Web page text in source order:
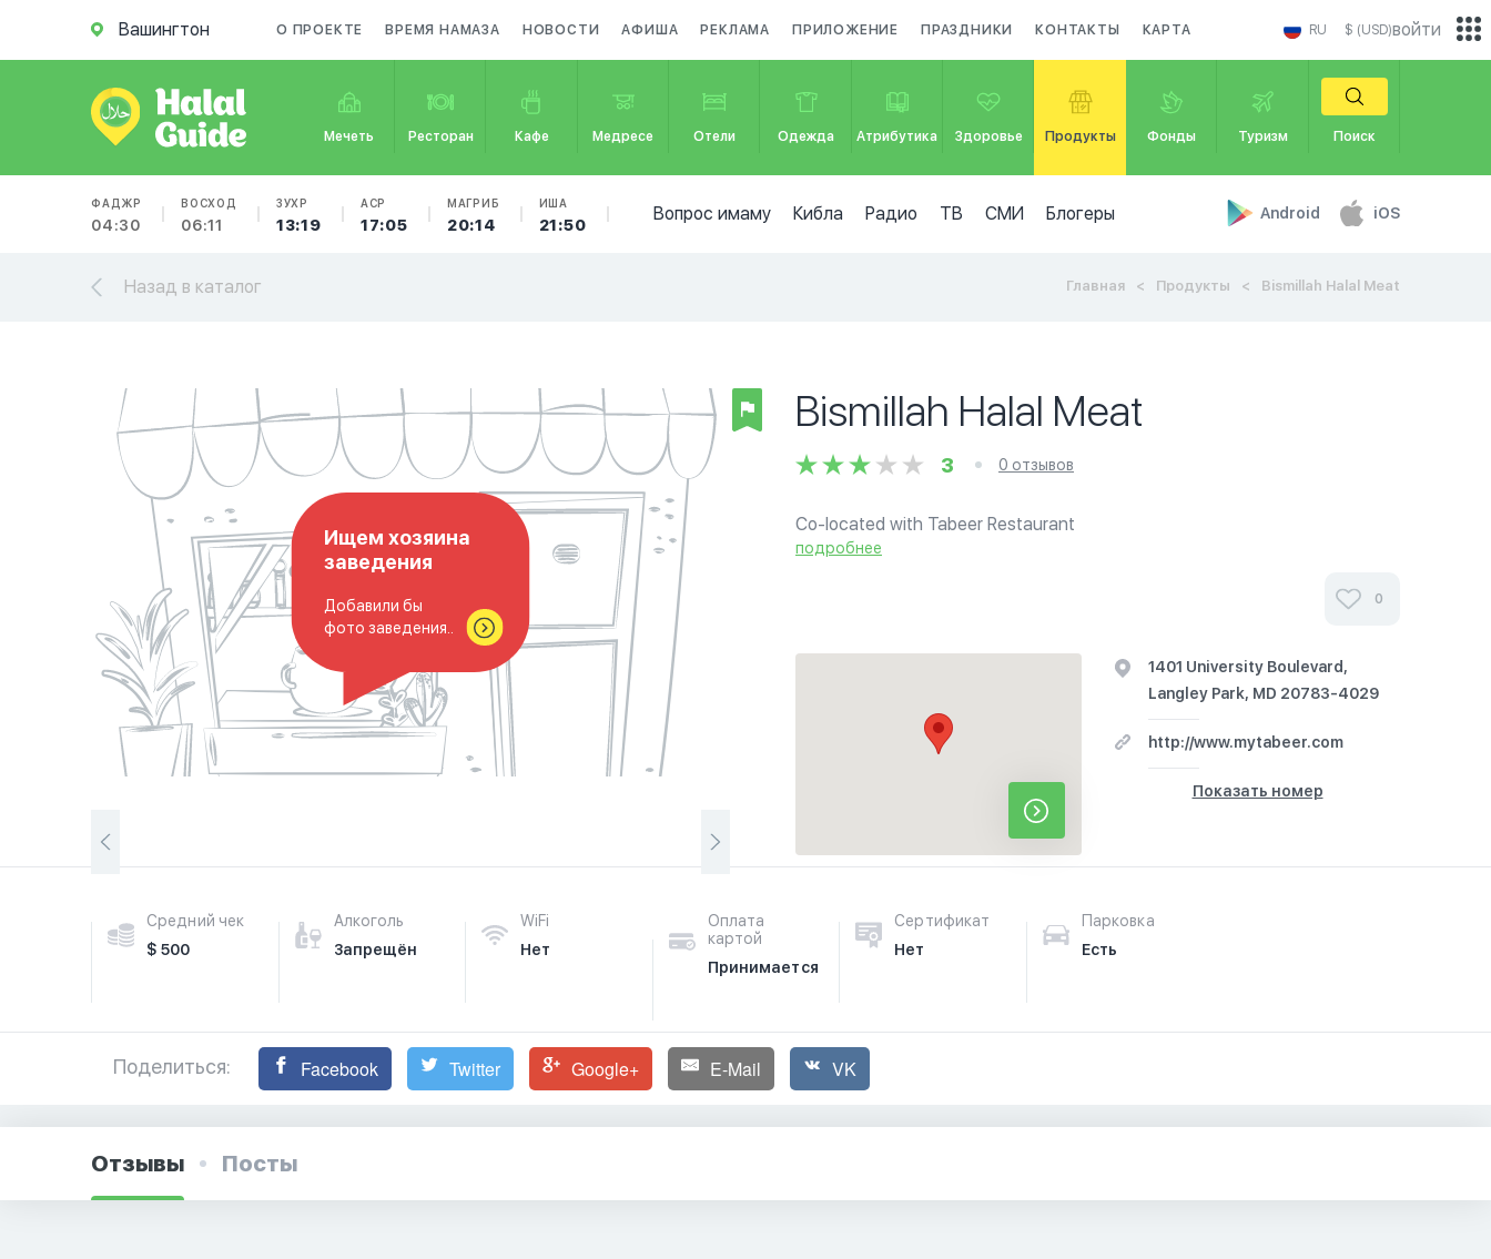
Вашингтон О ПРОЕКТЕ ВРЕМЯ НАМАЗА НОВОСТИ АФИША РЕКЛАМА ПРИЛОЖЕНИЕ ПРАЗДНИКИ КОНТАКТЫ КАРТА RU $ (USD)
Мечеть Ресторан Кафе Медресе Отели Одежда Атрибутика Здоровье Продукты Фонды Туризм Поиск
ФАДЖР
04:30
ВОСХОД
06:11
ЗУХР
13:19
АСР
17:05
МАГРИБ
20:14
ИША
21:50
Вопрос имаму Кибла Радио ТВ СМИ Блогеры Android iOS
войти
Назад в каталог Главная Продукты Bismillah Halal Meat
Ищем хозяина
заведения
Добавили бы
фото заведения..
Bismillah Halal Meat
3 0 отзывов
Co-located with Tabeer Restaurant
подробнее
0
1401 University Boulevard,
Langley Park, MD 20783-4029
http://www.mytabeer.com
Показать номер
Средний чек
$ 500
Алкоголь
Запрещён
WiFi
Нет
Оплата
картой
Принимается
Сертификат
Нет
Парковка
Есть
Поделиться: Facebook Twitter Google+ E-Mail VK
Отзывы Посты